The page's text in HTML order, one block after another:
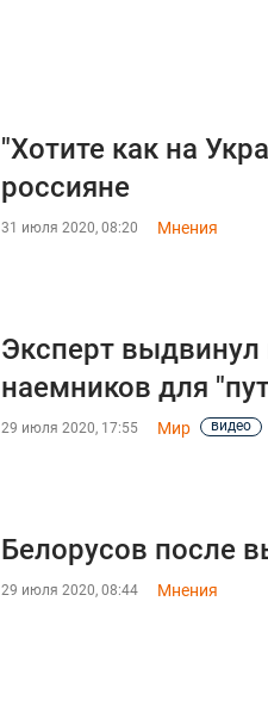
"Хотите как на
россияне
31 июля 2020, 08:20 Мнения
Эксперт
наемников для
29 июля 2020, 17:55 Мир видео
Белорусов после
29 июля 2020, 08:44 Мнения